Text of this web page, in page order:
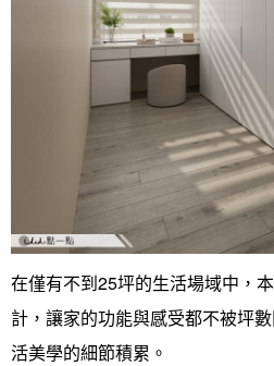
在僅有不到25坪的生活場域中，
計，讓家的功能與感受都不被坪
活美學的細節積累。